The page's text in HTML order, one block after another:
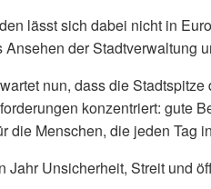
lässt sich dabei nicht in
Ansehen der Stadtverwaltung
nun, dass die
konzentriert: gute
die Menschen, die jeden Tag
Jahr Unsicherheit, Streit und